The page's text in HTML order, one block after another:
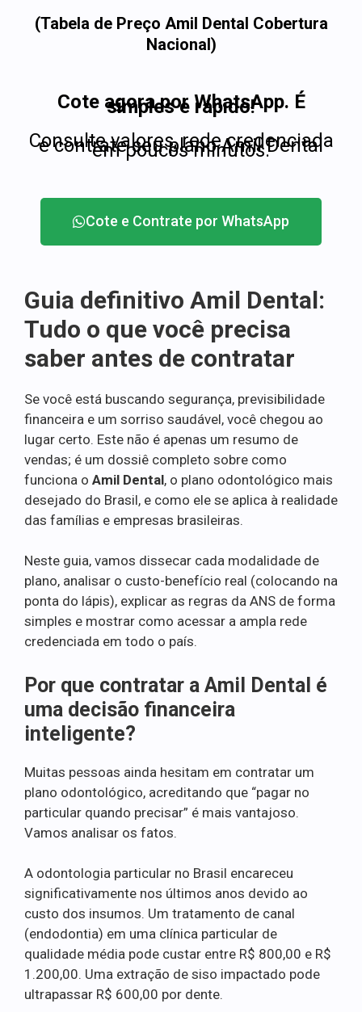
(Tabela de Preço Amil Dental Cobertura
Nacional)
Cote agora por WhatsApp. É
simples e rápido!
Consulte valores, rede credenciada
e contrate seu plano Amil Dental
em poucos minutos.
Cote e Contrate por WhatsApp
Guia definitivo Amil Dental:
Tudo o que você precisa
saber antes de contratar
Se você está buscando segurança, previsibilidade
financeira e um sorriso saudável, você chegou ao
lugar certo. Este não é apenas um resumo de
vendas; é um dossiê completo sobre como
funciona o Amil Dental, o plano odontológico mais
desejado do Brasil, e como ele se aplica à realidade
das famílias e empresas brasileiras.
Neste guia, vamos dissecar cada modalidade de
plano, analisar o custo-benefício real (colocando na
ponta do lápis), explicar as regras da ANS de forma
simples e mostrar como acessar a ampla rede
credenciada em todo o país.
Por que contratar a Amil Dental é
uma decisão financeira
inteligente?
Muitas pessoas ainda hesitam em contratar um
plano odontológico, acreditando que “pagar no
particular quando precisar” é mais vantajoso.
Vamos analisar os fatos.
A odontologia particular no Brasil encareceu
significativamente nos últimos anos devido ao
custo dos insumos. Um tratamento de canal
(endodontia) em uma clínica particular de
qualidade média pode custar entre R$ 800,00 e R$
1.200,00. Uma extração de siso impactado pode
ultrapassar R$ 600,00 por dente.